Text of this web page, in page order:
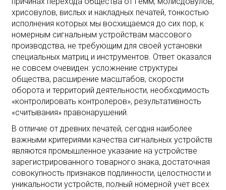
хрисовулов, вислых и накладных печатей, тонкостью
исполнения которых мы восхищаемся до сих пор, к
номерным сигнальным устройствам массового
производства, не требующим для своей установки
специальных матриц и инструментов. Ответ оказался
не совсем очевиден: усложнение структуры
общества, расширение масштабов, скорости
оборота и территорий деятельности, необходимость
«контролировать контролеров», результативность
«считывания» правонарушений.
В отличие от древних печатей, сегодня наиболее
важными критериями качества сигнальных устройств
являются промышленное указание на устройстве
зарегистрированного товарного знака, достаточная
совокупность признаков подлинности, целостности и
уникальности устройств, полный номерной учет всех